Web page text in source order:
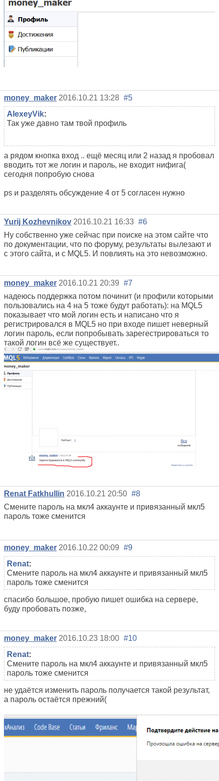
money_maker 2016.10.21 13:28 #5
AlexeyVik:
Так уже давно там твой профиль
а рядом кнопка вход .. ещё месяц или 2 назад я пробовал
вводить тот же логин и пароль, не входит нифига(
сегодня попробую снова
ps и разделять обсуждение 4 от 5 согласен нужно
Yurij Kozhevnikov 2016.10.21 16:33 #6
Ну собственно уже сейчас при поиске на этом сайте что
по документации, что по форуму, результаты вылезают и
с этого сайта, и с MQL5. И повлиять на это невозможно.
money_maker 2016.10.21 20:39 #7
надеюсь поддержка потом починит (и профили которыми
пользовались на 4 на 5 тоже будут работать): на MQL5
показывает что мой логин есть и написано что я
регистрировался в MQL5 но при входе пишет неверный
логин пароль, если попробывать зарегестрироваться то
такой логин всё же существует..
Renat Fatkhullin 2016.10.21 20:50 #8
Смените пароль на мкл4 аккаунте и привязанный мкл5
пароль тоже сменится
money_maker 2016.10.22 00:09 #9
Renat:
Смените пароль на мкл4 аккаунте и привязанный мкл5
пароль тоже сменится
спасибо большое, пробую пишет ошибка на сервере,
буду пробовать позже,
money_maker 2016.10.23 18:00 #10
Renat:
Смените пароль на мкл4 аккаунте и привязанный мкл5
пароль тоже сменится
не удаётся изменить пароль получается такой результат,
а пароль остаётся прежний(